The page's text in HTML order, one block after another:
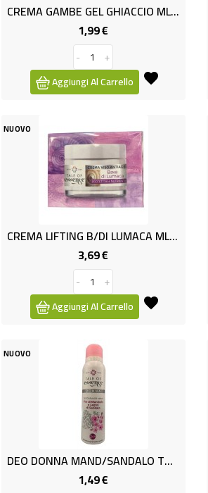
CREMA GAMBE GEL GHIACCIO ML100
1,99 €
-
+
Aggiungi Al Carrello
NUOVO
CREMA LIFTING B/DI LUMACA ML50
3,69 €
-
+
Aggiungi Al Carrello
NUOVO
DEO DONNA MAND/SANDALO TOE 150
1,49 €